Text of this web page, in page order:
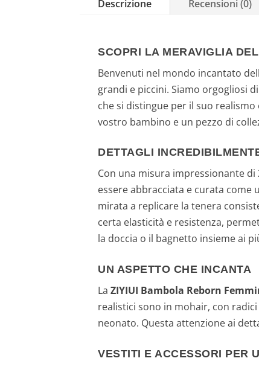
Descrizione Recensioni (0)
SCOPRI LA MERAVIGLIA
Benvenuti nel mondo incantato
grandi e piccini. Siamo orgogliosi
che si distingue per il suo
vostro bambino e un pezzo di
DETTAGLI
Con una misura impressionante di
essere abbracciata e curata
mirata a replicare la tenera
certa elasticità e resistenza,
la doccia o il bagnetto insieme ai
UN ASPETTO CHE INCANTA
La ZIYIUI Bambola Reborn
realistici sono in mohair, con
neonato. Questa attenzione ai
VESTITI E ACCESSORI PER